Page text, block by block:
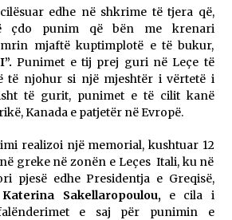
KOMBËTARE PËR
– NGA ÇIZE XHAFERAJ
I MATEMATIKËS, POR
I TIJ”
edhe në shkrime të tjera që,
çdo punim që bën me krenari
mjaftë kuptimplotë e të bukur,
Punimet e tij prej guri në Leçe të
të njohur si një mjeshtër i vërtetë i
të gurit, punimet e të cilit kanë
Kanada e patjetër në Evropë.
realizoi një memorial, kushtuar 12
greke në zonën e Leçes Itali, ku në
pjesë edhe Presidentja e Greqisë,
Katerina Sakellaropoulou,e cila i
e saj për punimin e